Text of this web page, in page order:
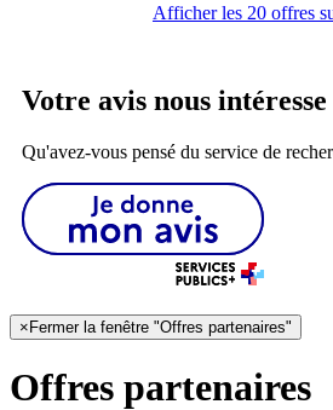
Afficher les 20 offres
Votre avis nous intéresse
Qu'avez-vous pensé du service de
×Fermer la fenêtre "Offres partenaires"
Offres partenaires